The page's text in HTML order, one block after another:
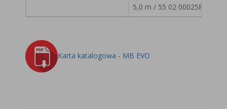
5,0 m / 55 02 000258
Karta katalogowa - MB EVO